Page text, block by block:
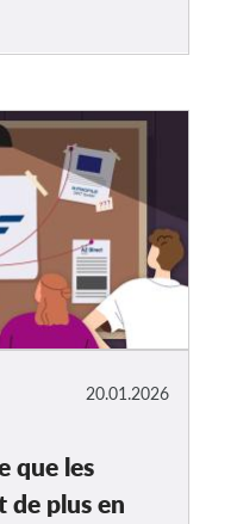
20.01.2026
que les
de plus en